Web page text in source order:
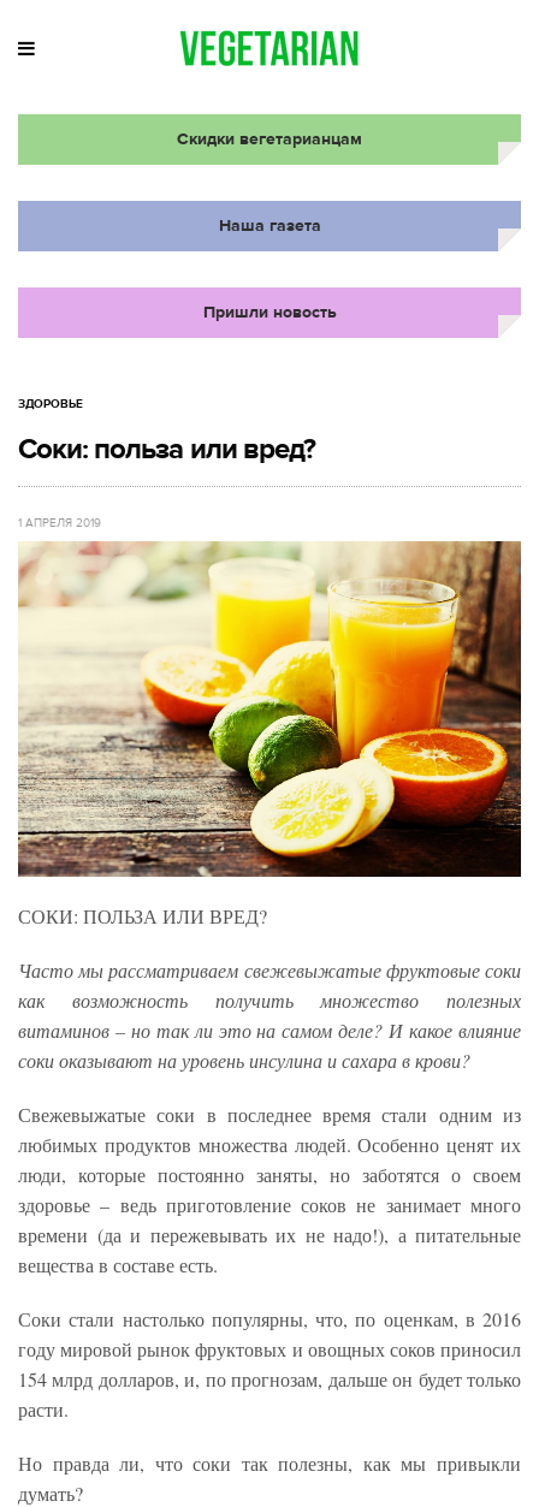
Скидки вегетарианцам
Наша газета
Пришли новость
ЗДОРОВЬЕ
Соки: польза или вред?
1 АПРЕЛЯ 2019
СОКИ: ПОЛЬЗА ИЛИ ВРЕД?
Часто мы рассматриваем свежевыжатые фруктовые соки
как возможность получить множество полезных
витаминов – но так ли это на самом деле? И какое влияние
соки оказывают на уровень инсулина и сахара в крови?
Свежевыжатые соки в последнее время стали одним из
любимых продуктов множества людей. Особенно ценят их
люди, которые постоянно заняты, но заботятся о своем
здоровье – ведь приготовление соков не занимает много
времени (да и пережевывать их не надо!), а питательные
вещества в составе есть.
Соки стали настолько популярны, что, по оценкам, в 2016
году мировой рынок фруктовых и овощных соков приносил
154 млрд долларов, и, по прогнозам, дальше он будет только
расти.
Но правда ли, что соки так полезны, как мы привыкли
думать?